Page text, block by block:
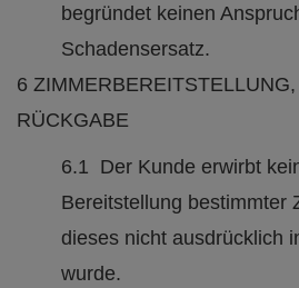
begründet keinen
Schadensersatz.
6
RÜCKGABE
6.1 Der Kunde erwirbt
Bereitstellung bestimmter
dieses nicht ausdrücklich
wurde.